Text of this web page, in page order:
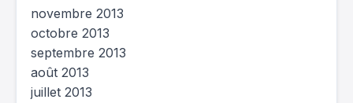
novembre 2013
octobre 2013
septembre 2013
août 2013
juillet 2013